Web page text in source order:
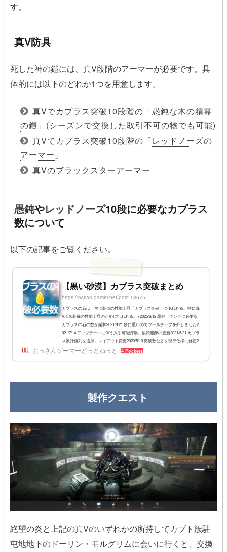
す。
真V防具
死した神の鎧には、真V段階のアーマーが必要です。具
体的には以下のどれか1つを用意します。
真Vでカプラス突破10段階の「愚鈍な木の精霊
の鎧 」(シーズンで交換した取引不可の物でも可能)
真Vでカプラス突破10段階の「レッドノーズの
アーマー 」
真Vのブラックスターアーマー
愚鈍やレッドノーズ10段に必要なカプラス
数について
以下の記事をご覧ください。
【黒い砂漠】カプラス突破まとめ
https://ossan-gamer.net/post-18675
カプラスの石は、主に装備の性能上昇「カプラス突破」に使われる。特に真
Vボス装備の性能上昇のために行われる。※2025/6/12 愚鈍、ダンデに必要な
カプラスの石の数が緩和2021/8/21 妙に重いのでツールチップを外しました2
021/7/14 アップデートに伴う入手可能狩場、依頼報酬の更新2021/5/21 カプラ
ス累計値列を追加、レイアウト変更2020/5/10 突破数などを現行仕様に修正2
020/4/16 韓国最新仕様の突破数などを追記2020/3/27 日本仕様変更の補足201
おっさんゲーマーどっとねっと 4 Pockets
製作クエスト
絶望の炎と上記の真Vのいずれかの所持してカブト族駐
屯地地下のドーリン・モルグリムに会いに行くと、交換